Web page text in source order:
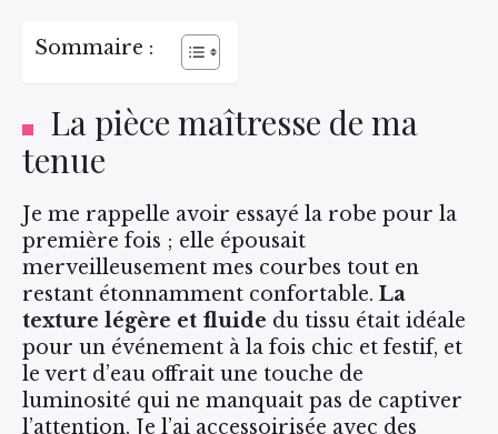
Sommaire :
La pièce maîtresse de ma
tenue
Je me rappelle avoir essayé la robe pour la
première fois ; elle épousait
merveilleusement mes courbes tout en
restant étonnamment confortable. La
texture légère et fluide du tissu était idéale
pour un événement à la fois chic et festif, et
le vert d’eau offrait une touche de
luminosité qui ne manquait pas de captiver
l’attention. Je l’ai accessoirisée avec des